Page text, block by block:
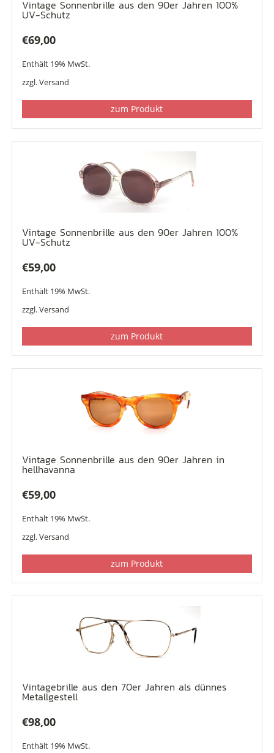
Vintage Sonnenbrille aus den 90er Jahren 100%
UV-Schutz
€69,00
Enthält 19% MwSt.
zzgl.Versand
zum Produkt
Vintage Sonnenbrille aus den 90er Jahren 100%
UV-Schutz
€59,00
Enthält 19% MwSt.
zzgl.Versand
zum Produkt
Vintage Sonnenbrille aus den 90er Jahren in
hellhavanna
€59,00
Enthält 19% MwSt.
zzgl.Versand
zum Produkt
Vintagebrille aus den 70er Jahren als dünnes
Metallgestell
€98,00
Enthält 19% MwSt.